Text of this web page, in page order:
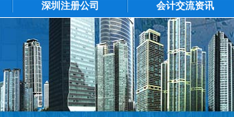
深圳注册公司 会计交流资讯